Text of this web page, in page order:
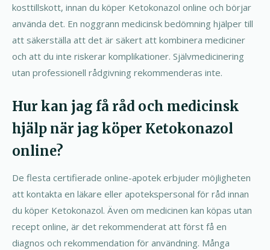
kosttillskott, innan du köper Ketokonazol online och börjar
använda det. En noggrann medicinsk bedömning hjälper till
att säkerställa att det är säkert att kombinera mediciner
och att du inte riskerar komplikationer. Självmedicinering
utan professionell rådgivning rekommenderas inte.
Hur kan jag få råd och medicinsk
hjälp när jag köper Ketokonazol
online?
De flesta certifierade online-apotek erbjuder möjligheten
att kontakta en läkare eller apotekspersonal för råd innan
du köper Ketokonazol. Även om medicinen kan köpas utan
recept online, är det rekommenderat att först få en
diagnos och rekommendation för användning. Många